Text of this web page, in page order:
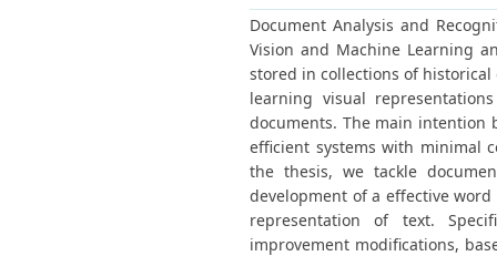
Document Analysis and
Vision and Machine Learning
stored in collections of
learning visual
documents. The main intention
efficient systems with minimal
the thesis, we tackle
development of a effective
representation of text.
improvement modifications,